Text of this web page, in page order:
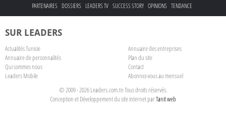
PARTENAIRES DOSSIERS LEADERS TV SUCCESS STORY OPINIONS TENDANCE
SUR LEADERS
Actualités Tunisie
Annuaire des entreprises
Annuaire de personnalités
Plan du site
Qui sommes nous
Contact
Leaders Mobile
Abonnez-vous au mensuel
© 2009 - 2026 Leaders.com.tn Tous droits réservés.
Conception et Développement du site internet parTanit web